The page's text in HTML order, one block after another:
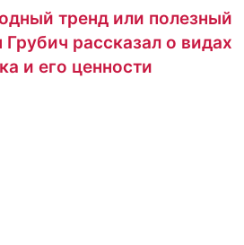
тренд или полезный
Грубич рассказал о видах
и его ценности